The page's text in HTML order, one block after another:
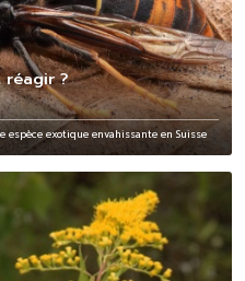
réagir ?
exotique envahissante en Suisse